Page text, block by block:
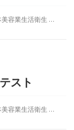
容業生活衛生 …
スト
容業生活衛生 …